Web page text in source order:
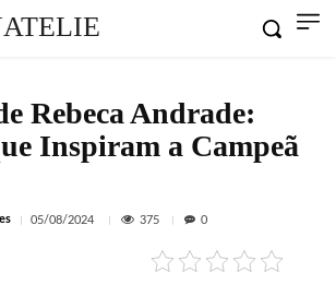
Rebeca Andrade:
Inspiram a Campeã
05/08/2024 375 0